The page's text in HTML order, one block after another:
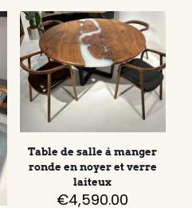
Table de salle à manger
ronde en noyer et verre
laiteux
€4,590.00